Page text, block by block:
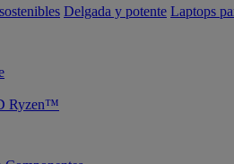
Delgada y potente Laptops
Ryzen™